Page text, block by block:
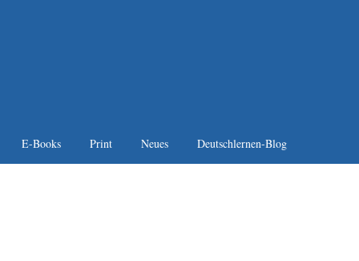
E-Books Print Neues Deutschlernen-Blog